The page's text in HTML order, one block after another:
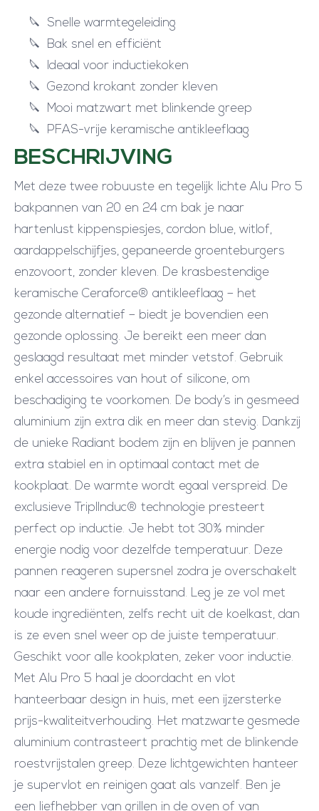
Snelle warmtegeleiding
Bak snel en efficiënt
Ideaal voor inductiekoken
Gezond krokant zonder kleven
Mooi matzwart met blinkende greep
PFAS-vrije keramische antikleeflaag
BESCHRIJVING
Met deze twee robuuste en tegelijk lichte Alu Pro 5
bakpannen van 20 en 24 cm bak je naar
hartenlust kippenspiesjes, cordon blue, witlof,
aardappelschijfjes, gepaneerde groenteburgers
enzovoort, zonder kleven. De krasbestendige
keramische Ceraforce® antikleeflaag – het
gezonde alternatief – biedt je bovendien een
gezonde oplossing. Je bereikt een meer dan
geslaagd resultaat met minder vetstof. Gebruik
enkel accessoires van hout of silicone, om
beschadiging te voorkomen. De body’s in gesmeed
aluminium zijn extra dik en meer dan stevig. Dankzij
de unieke Radiant bodem zijn en blijven je pannen
extra stabiel en in optimaal contact met de
kookplaat. De warmte wordt egaal verspreid. De
exclusieve TriplInduc® technologie presteert
perfect op inductie. Je hebt tot 30% minder
energie nodig voor dezelfde temperatuur. Deze
pannen reageren supersnel zodra je overschakelt
naar een andere fornuisstand. Leg je ze vol met
koude ingrediënten, zelfs recht uit de koelkast, dan
is ze even snel weer op de juiste temperatuur.
Geschikt voor alle kookplaten, zeker voor inductie.
Met Alu Pro 5 haal je doordacht en vlot
hanteerbaar design in huis, met een ijzersterke
prijs-kwaliteitverhouding. Het matzwarte gesmede
aluminium contrasteert prachtig met de blinkende
roestvrijstalen greep. Deze lichtgewichten hanteer
je supervlot en reinigen gaat als vanzelf. Ben je
een liefhebber van grillen in de oven of van